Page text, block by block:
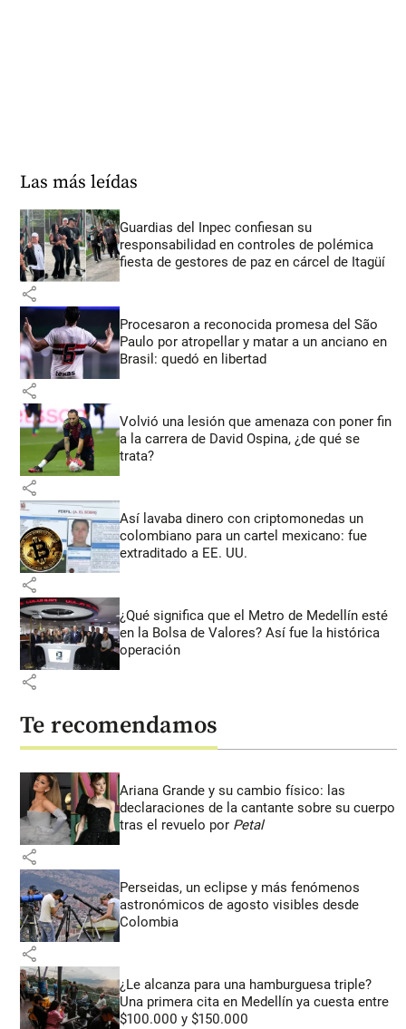
Las más leídas
Guardias del Inpec confiesan su
responsabilidad en controles de polémica
fiesta de gestores de paz en cárcel de Itagüí
share
Procesaron a reconocida promesa del São
Paulo por atropellar y matar a un anciano en
Brasil: quedó en libertad
share
Volvió una lesión que amenaza con poner fin
a la carrera de David Ospina, ¿de qué se
trata?
share
Así lavaba dinero con criptomonedas un
colombiano para un cartel mexicano: fue
extraditado a EE. UU.
share
¿Qué significa que el Metro de Medellín esté
en la Bolsa de Valores? Así fue la histórica
operación
share
Te recomendamos
Ariana Grande y su cambio físico: las
declaraciones de la cantante sobre su cuerpo
tras el revuelo por Petal
share
Perseidas, un eclipse y más fenómenos
astronómicos de agosto visibles desde
Colombia
share
¿Le alcanza para una hamburguesa triple?
Una primera cita en Medellín ya cuesta entre
$100.000 y $150.000